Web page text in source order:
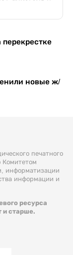
новые ж/
печатного
Комитетом
информатизации
информации и
ресурса
и старше.